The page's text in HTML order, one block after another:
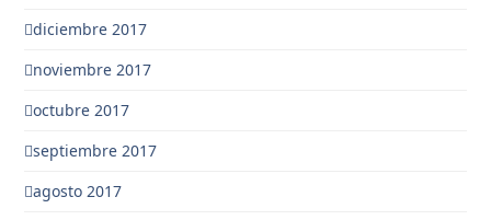
diciembre 2017
noviembre 2017
octubre 2017
septiembre 2017
agosto 2017